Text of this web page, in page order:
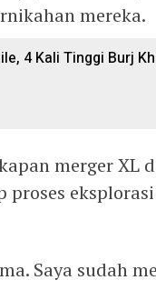
mereka.
4 Kali Tinggi Burj
merger XL
proses
Saya sudah